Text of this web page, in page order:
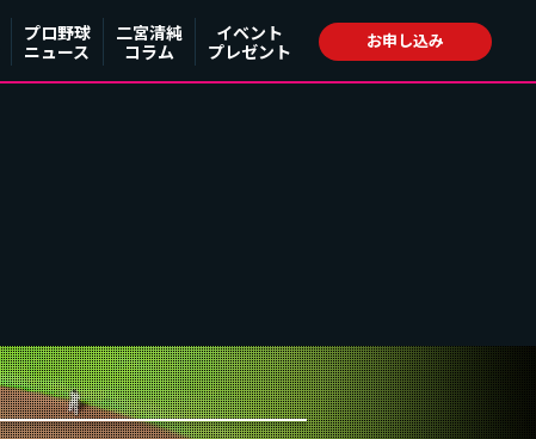
プロ野球
ニュース
二宮清純
コラム
イベント
プレゼント
お申し込み